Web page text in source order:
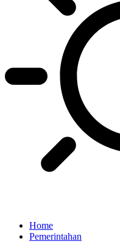
Home
Pemerintahan